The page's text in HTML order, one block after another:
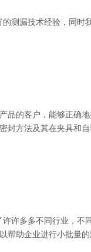
测漏技术经验，同时
品的客户，能够正确
封方法及其在夹具和
许多多不同行业，不
帮助企业进行小批量